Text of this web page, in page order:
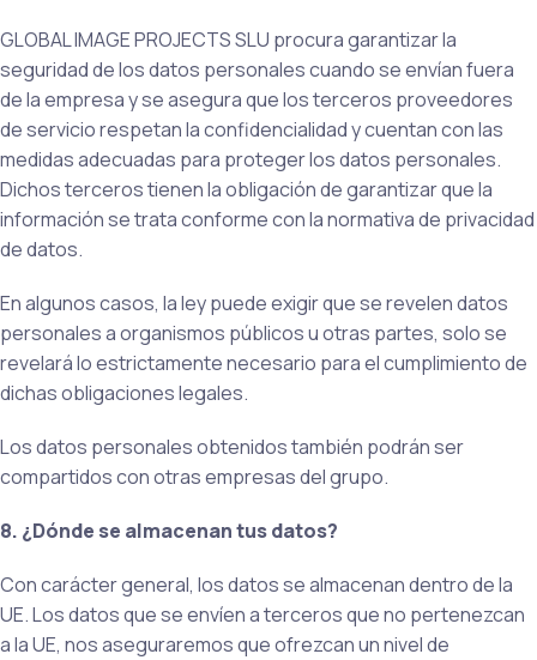
GLOBAL IMAGE PROJECTS SLU procura garantizar la
seguridad de los datos personales cuando se envían fuera
de la empresa y se asegura que los terceros proveedores
de servicio respetan la confidencialidad y cuentan con las
medidas adecuadas para proteger los datos personales.
Dichos terceros tienen la obligación de garantizar que la
información se trata conforme con la normativa de privacidad
de datos.
En algunos casos, la ley puede exigir que se revelen datos
personales a organismos públicos u otras partes, solo se
revelará lo estrictamente necesario para el cumplimiento de
dichas obligaciones legales.
Los datos personales obtenidos también podrán ser
compartidos con otras empresas del grupo.
8. ¿Dónde se almacenan tus datos?
Con carácter general, los datos se almacenan dentro de la
UE. Los datos que se envíen a terceros que no pertenezcan
a la UE, nos aseguraremos que ofrezcan un nivel de